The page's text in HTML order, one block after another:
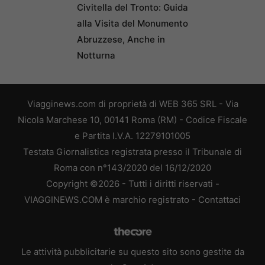
Civitella del Tronto: Guida
alla Visita del Monumento
Abruzzese, Anche in
Notturna
Viagginews.com di proprietà di WEB 365 SRL - Via
Nicola Marchese 10, 00141 Roma (RM) - Codice Fiscale
e Partita I.V.A. 12279101005
Testata Giornalistica registrata presso il Tribunale di
Roma con n°143/2020 del 16/12/2020
Copyright ©2026 - Tutti i diritti riservati -
VIAGGINEWS.COM è marchio registrato - Contattaci
Le attività pubblicitarie su questo sito sono gestite da